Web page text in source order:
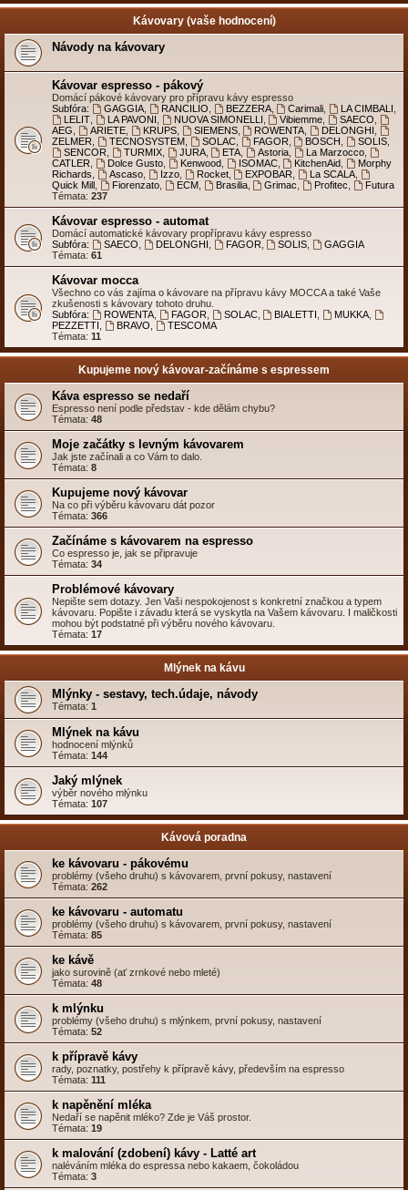
Kávovary (vaše hodnocení)
Návody na kávovary
Kávovar espresso - pákový
Domácí pákové kávovary pro přípravu kávy espresso
Subfóra:
GAGGIA, RANCILIO BEZZERA, Carimali LA CIMBALI
LELIT, LA PAVONI NUOVA SIMONELLI Vibiemme SAECO
AEG
ARIETE, KRUPS, SIEMENS, ROWENTA DELONGHI
ZELMER
TECNOSYSTEM, SOLAC, FAGOR BOSCH SOLIS
SENCOR
TURMIX, JURA, ETA Astoria La Marzocco
CATLER
Dolce Gusto, Kenwood, ISOMAC, KitchenAid
Morphy
Richards
Ascaso, Izzo, Rocket, EXPOBAR La SCALA
Quick Mill
Fiorenzato, ECM, Brasilia, Grimac Profitec
Futura
Témata: 237
Kávovar espresso - automat
Domácí automatické kávovary propřípravu kávy espresso
Subfóra:
SAECO DELONGHI FAGOR SOLIS
GAGGIA
Témata: 61
Kávovar mocca
Všechno co vás zajíma o kávovare na přípravu kávy MOCCA a také Vaše
zkušenosti s kávovary tohoto druhu.
Subfóra:
ROWENTA, FAGOR SOLAC, BIALETTI MUKKA
PEZZETTI
BRAVO
TESCOMA
Témata: 11
Kupujeme nový kávovar-začínáme s espressem
Káva espresso se nedaří
Espresso není podle představ - kde dělám chybu?
Témata: 48
Moje začátky s levným kávovarem
Jak jste začínali a co Vám to dalo.
Témata: 8
Kupujeme nový kávovar
Na co při výběru kávovaru dát pozor
Témata: 366
Začínáme s kávovarem na espresso
Co espresso je, jak se připravuje
Témata: 34
Problémové kávovary
Nepište sem dotazy. Jen Vaši nespokojenost s konkretní značkou a typem
kávovaru. Popište i závadu která se vyskytla na Vašem kávovaru. I maličkosti
mohou být podstatné při výběru nového kávovaru.
Témata: 17
Mlýnek na kávu
Mlýnky - sestavy, tech.údaje, návody
Témata: 1
Mlýnek na kávu
hodnocení mlýnků
Témata: 144
Jaký mlýnek
výběr nového mlýnku
Témata: 107
Kávová poradna
ke kávovaru - pákovému
problémy (všeho druhu) s kávovarem, první pokusy, nastavení
Témata: 262
ke kávovaru - automatu
problémy (všeho druhu) s kávovarem, první pokusy, nastavení
Témata: 85
ke kávě
jako surovině (ať zrnkové nebo mleté)
Témata: 48
k mlýnku
problémy (všeho druhu) s mlýnkem, první pokusy, nastavení
Témata: 52
k přípravě kávy
rady, poznatky, postřehy k přípravě kávy, především na espresso
Témata: 111
k napěnění mléka
Nedaří se napěnit mléko? Zde je Váš prostor.
Témata: 19
k malování (zdobení) kávy - Latté art
naléváním mléka do espressa nebo kakaem, čokoládou
Témata: 3